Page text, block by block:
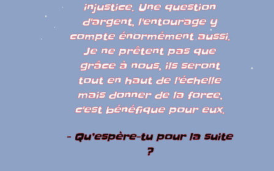
injustice. Une question
d'argent, l'entourage y
compte énormément aussi.
Je ne prêtent pas que
grâce à nous, ils seront
tout en haut de l'échelle
mais donner de la force,
c'est bénéfique pour eux.
- Qu’espère-tu pour la suite
?